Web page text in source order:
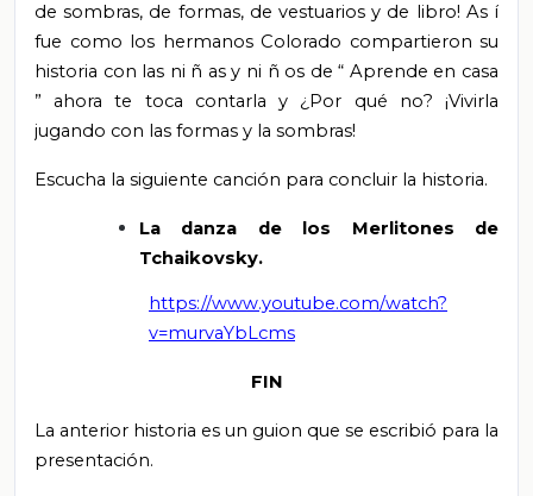
de sombras, de formas, de vestuarios y de libro! As í
fue como los hermanos Colorado compartieron su
historia con las ni ñ as y ni ñ os de“ Aprende en casa
” ahora te toca contarla y ¿Por qué no? ¡Vivirla
jugando con las formas y la sombras!
Escucha la siguiente canción para concluir la historia.
La danza de los Merlitones de
Tchaikovsky.
https://www.youtube.com/watch?
v=murvaYbLcms
FIN
La anterior historia es un guion que se escribió para la
presentación.